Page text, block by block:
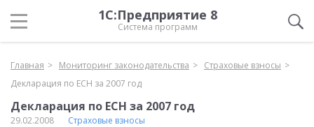
1С:Предприятие 8
Система программ
Главная Мониторинг законодательства
Страховые взносы
Декларация по ЕСН за 2007 год
Декларация по ЕСН за 2007 год
29.02.2008 Страховые взносы